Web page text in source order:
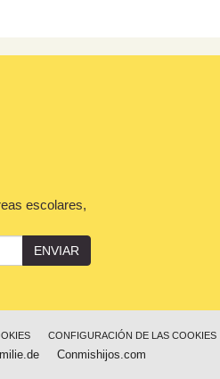
escolares,
ENVIAR
CONFIGURACIÓN DE LAS COOKIES
Conmishijos.com